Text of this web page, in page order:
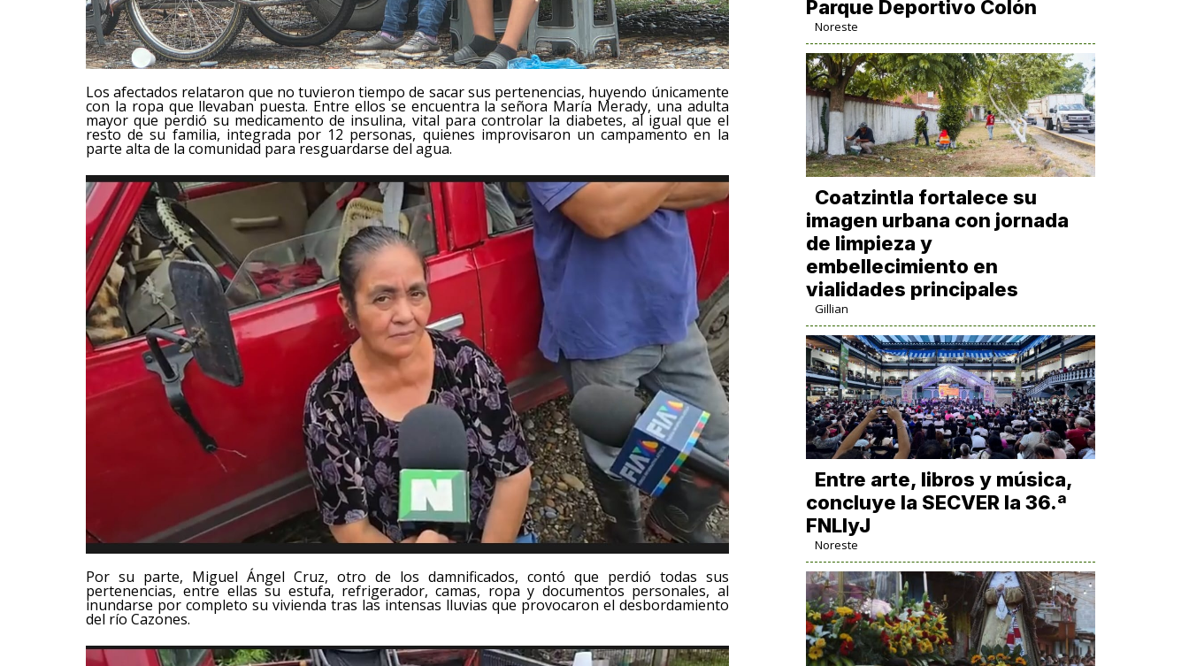
Los afectados relataron que no tuvieron tiempo de sacar sus pertenencias, huyendo únicamente
con la ropa que llevaban puesta. Entre ellos se encuentra la señora María Merady, una adulta
mayor que perdió su medicamento de insulina, vital para controlar la diabetes, al igual que el
resto de su familia, integrada por 12 personas, quienes improvisaron un campamento en la
parte alta de la comunidad para resguardarse del agua.
Por su parte, Miguel Ángel Cruz, otro de los damnificados, contó que perdió todas sus
pertenencias, entre ellas su estufa, refrigerador, camas, ropa y documentos personales, al
inundarse por completo su vivienda tras las intensas lluvias que provocaron el desbordamiento
del río Cazones.
Parque Deportivo Colón
Noreste
Coatzintla fortalece su
imagen urbana con jornada
de limpieza y
embellecimiento en
vialidades principales
Gillian
Entre arte, libros y música,
concluye la SECVER la 36.ª
FNLIyJ
Noreste